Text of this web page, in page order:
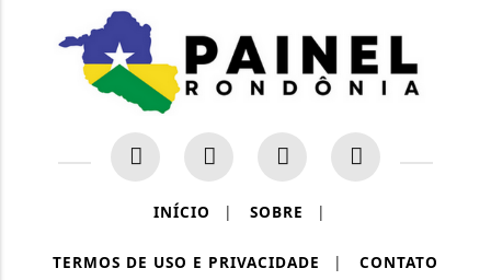
INÍCIO | SOBRE |
TERMOS DE USO E PRIVACIDADE | CONTATO